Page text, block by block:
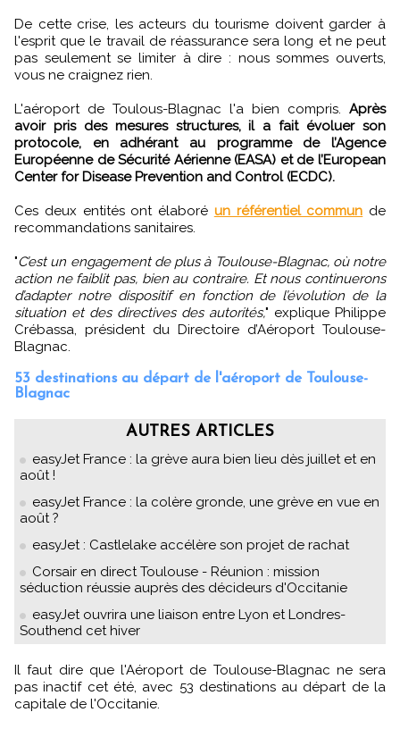
De cette crise, les acteurs du tourisme doivent garder à
l'esprit que le travail de réassurance sera long et ne peut
pas seulement se limiter à dire : nous sommes ouverts,
vous ne craignez rien.
L'aéroport de Toulous-Blagnac l'a bien compris. Après
avoir pris des mesures structures, il a fait évoluer son
protocole, en adhérant au programme de l’Agence
Européenne de Sécurité Aérienne (EASA) et de l’European
Center for Disease Prevention and Control (ECDC).
Ces deux entités ont élaboré un référentiel commun de
recommandations sanitaires.
"C’est un engagement de plus à Toulouse-Blagnac, où notre
action ne faiblit pas, bien au contraire. Et nous continuerons
d’adapter notre dispositif en fonction de l’évolution de la
situation et des directives des autorités," explique Philippe
Crébassa, président du Directoire d’Aéroport Toulouse-
Blagnac.
53 destinations au départ de l'aéroport de Toulouse-
Blagnac
AUTRES ARTICLES
easyJet France : la grève aura bien lieu dès juillet et en
août !
easyJet France : la colère gronde, une grève en vue en
août ?
easyJet : Castlelake accélère son projet de rachat
Corsair en direct Toulouse - Réunion : mission
séduction réussie auprès des décideurs d'Occitanie
easyJet ouvrira une liaison entre Lyon et Londres-
Southend cet hiver
Il faut dire que l'Aéroport de Toulouse-Blagnac ne sera
pas inactif cet été, avec 53 destinations au départ de la
capitale de l'Occitanie.